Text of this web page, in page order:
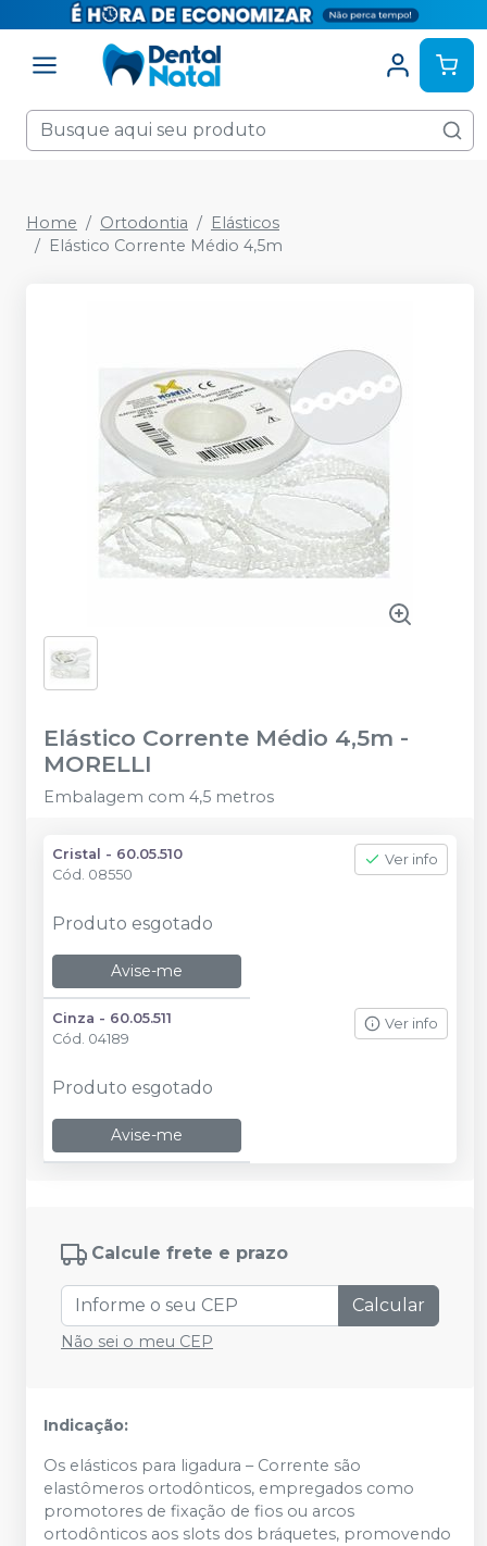
Home Ortodontia
Elásticos
Elástico Corrente Médio 4,5m
Elástico Corrente Médio 4,5m -
MORELLI
Embalagem com 4,5 metros
Cristal - 60.05.510
Cód. 08550
Ver info
Produto esgotado
Avise-me
Cinza - 60.05.511
Cód. 04189
Ver info
Produto esgotado
Avise-me
Calcule frete e prazo
Calcular
Não sei o meu CEP
Indicação:
Os elásticos para ligadura – Corrente são
elastômeros ortodônticos, empregados como
promotores de fixação de fios ou arcos
ortodônticos aos slots dos bráquetes, promovendo